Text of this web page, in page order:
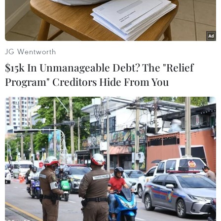
Hiện trường vụ tai nạn máy bay của Hãng hàng không Air India
tại thành phố Ahmedabad, Ấn Độ ngày 12/6/2025. (Ảnh:
REUTERS/TTXVN)
Theo phóng viên TTXVN tại New Delhi, tối 12/6,
Bộ trưởng Nội vụ Ấn Độ Amit Shah đã cung cấp
JG Wentworth
$15k In Unmanageable Debt? The "Relief
Program" Creditors Hide From You